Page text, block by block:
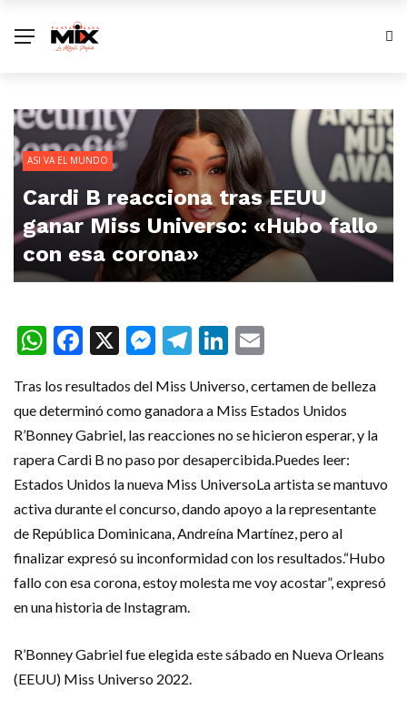
ASI VA EL MUNDO
Cardi B reacciona tras EEUU
ganar Miss Universo: «Hubo fallo
con esa corona»
WhatsApp
Facebook
X Messenger
Telegram
LinkedIn
Tras los resultados del Miss Universo, certamen de belleza
que determinó como ganadora a Miss Estados Unidos
R’Bonney Gabriel, las reacciones no se hicieron esperar, y la
rapera Cardi B no paso por desapercibida.Puedes leer:
Estados Unidos la nueva Miss UniversoLa artista se mantuvo
activa durante el concurso, dando apoyo a la representante
de República Dominicana, Andreína Martínez, pero al
finalizar expresó su inconformidad con los resultados.“Hubo
fallo con esa corona, estoy molesta me voy acostar”, expresó
en una historia de Instagram.
R’Bonney Gabriel fue elegida este sábado en Nueva Orleans
(EEUU) Miss Universo 2022.